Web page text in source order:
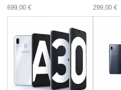
699,00 € 299,00 €